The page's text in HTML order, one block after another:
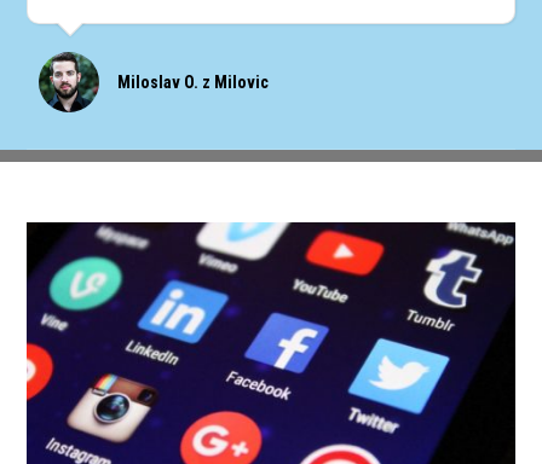
Miloslav O. z Milovic